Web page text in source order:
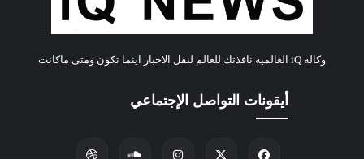
وكالة iQ العالمية نافذتك للعالم لنقل الاخبار اينما تكون ومتى ماكانت
أيقونات التواصل الإجتماعي